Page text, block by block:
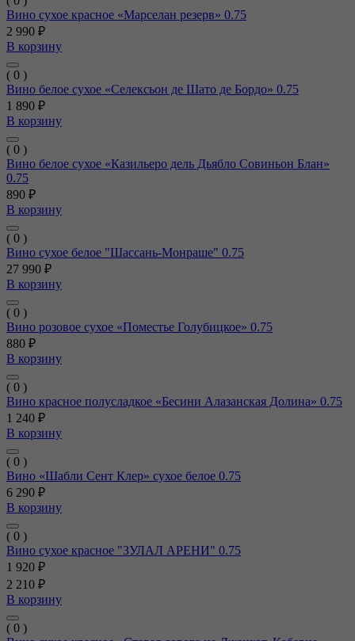
Вино сухое красное «Марселан резерв» 0.75
2 990 ₽
В корзину
( 0 )
Вино белое сухое «Селексьон де Шато де Бордо» 0.75
1 890 ₽
В корзину
( 0 )
Вино белое сухое «Казильеро дель Дьябло Совиньон Блан»
0.75
890 ₽
В корзину
( 0 )
Вино сухое белое "Шассань-Монраше" 0.75
27 990 ₽
В корзину
( 0 )
Вино розовое сухое «Поместье Голубицкое» 0.75
880 ₽
В корзину
( 0 )
Вино красное полусладкое «Бесини Алазанская Долина» 0.75
1 240 ₽
В корзину
( 0 )
Вино «Шабли Сент Клер» сухое белое 0.75
6 290 ₽
В корзину
( 0 )
Вино сухое красное "ЗУЛАЛ АРЕНИ" 0.75
1 920 ₽
2 210 ₽
В корзину
( 0 )